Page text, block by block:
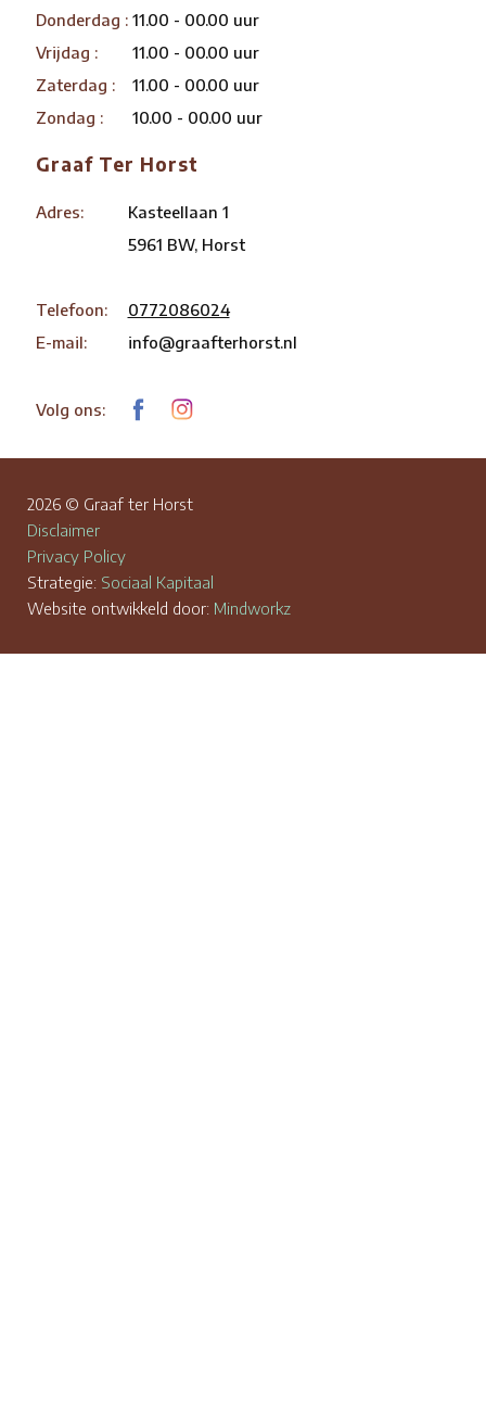
Donderdag :11.00 - 00.00 uur
Vrijdag :
11.00 - 00.00 uur
Zaterdag :
11.00 - 00.00 uur
Zondag :
10.00 - 00.00 uur
Graaf Ter Horst
Adres:
Kasteellaan 1
5961 BW, Horst
Telefoon:
0772086024
E-mail:
info@graafterhorst.nl
Volg ons:
2026 © Graaf ter Horst
Disclaimer
Privacy Policy
Strategie: Sociaal Kapitaal
Website ontwikkeld door: Mindworkz